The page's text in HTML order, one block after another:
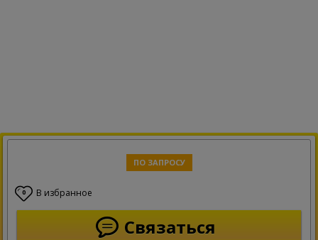
ПО ЗАПРОСУ
0 В избранное
Связаться